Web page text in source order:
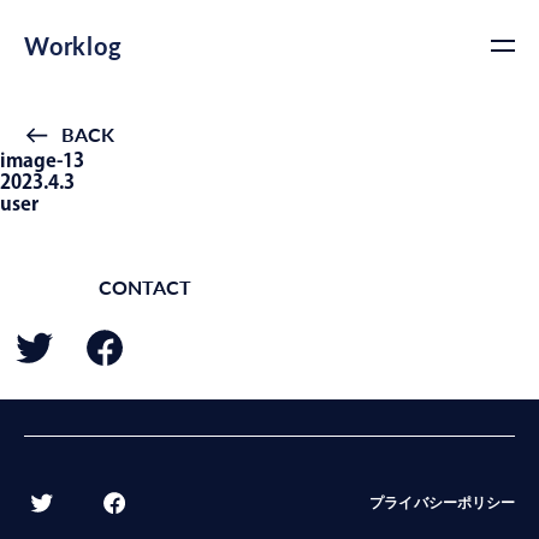
Worklog
BACK
image-13
2023.4.3
user
CONTACT
プライバシーポリシー